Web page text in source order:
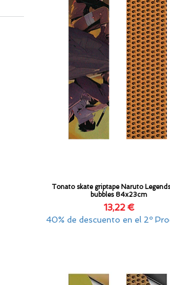
Vista rápida
Tonato skate griptape Naruto
bubbles 84x23cm
Precio
13,22 €
40% de descuento en el 2º